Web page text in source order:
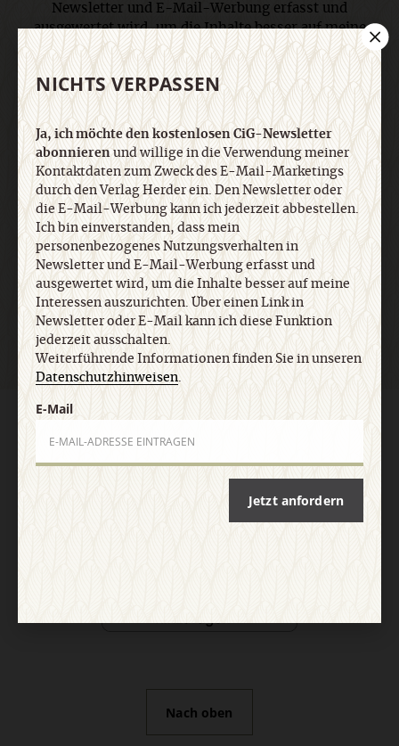
Newsletter und E-Mail-Werbung erfasst und
ausgewertet wird, um die Inhalte besser auf meine
Interessen auszurichten. Über einen Link in
Newsletter oder E-Mail kann ich diese Funktion
jederzeit ausschalten. Weiterführende
Informationen finden Sie in unseren
Datenschutzhinweisen.
E-Mail
Jetzt anmelden
AGB und Widerrufsbelehrung Datenschutz
Barrierefreiheit
Impressum
Abo online kündigen
Nach oben
NICHTS VERPASSEN
Ja, ich möchte den kostenlosen CiG-Newsletter
abonnierenund willige in die Verwendung meiner
Kontaktdaten zum Zweck des E-Mail-Marketings
durch den Verlag Herder ein. Den Newsletter oder
die E-Mail-Werbung kann ich jederzeit abbestellen.
Ich bin einverstanden, dass mein
personenbezogenes Nutzungsverhalten in
Newsletter und E-Mail-Werbung erfasst und
ausgewertet wird, um die Inhalte besser auf meine
Interessen auszurichten. Über einen Link in
Newsletter oder E-Mail kann ich diese Funktion
jederzeit ausschalten.
Weiterführende Informationen finden Sie in unseren
Datenschutzhinweisen.
E-Mail
Jetzt anfordern